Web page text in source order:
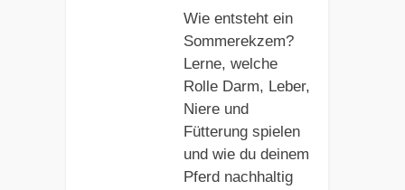
Wie entsteht ein
Sommerekzem?
Lerne, welche
Rolle Darm, Leber,
Niere und
Fütterung spielen
und wie du deinem
Pferd nachhaltig